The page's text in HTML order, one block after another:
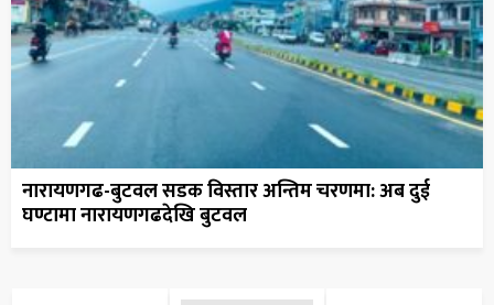
नारायणगढ-बुटवल सडक विस्तार अन्तिम चरणमा: अब दुई
घण्टामा नारायणगढदेखि बुटवल